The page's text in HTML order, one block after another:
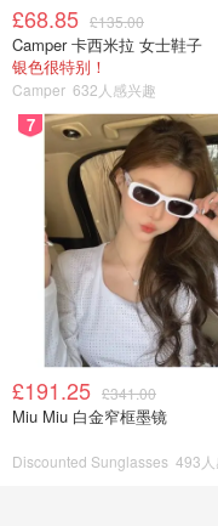
£68.85 £135.00
Camper 卡西米拉 女士鞋子
银色很特别！
Camper 632人感兴趣
7
£191.25 £341.00
Miu Miu 白金窄框墨镜
Discounted Sunglasses 493